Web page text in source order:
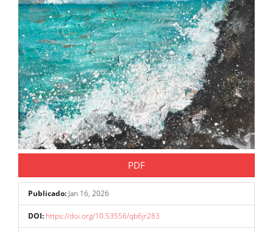
PDF
Publicado: Jan 16, 2026
DOI: https://doi.org/10.53556/qb6jr283